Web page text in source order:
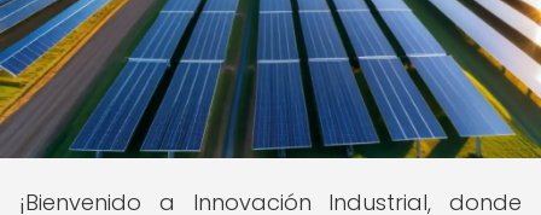
¡Bienvenido a Innovación Industrial, donde